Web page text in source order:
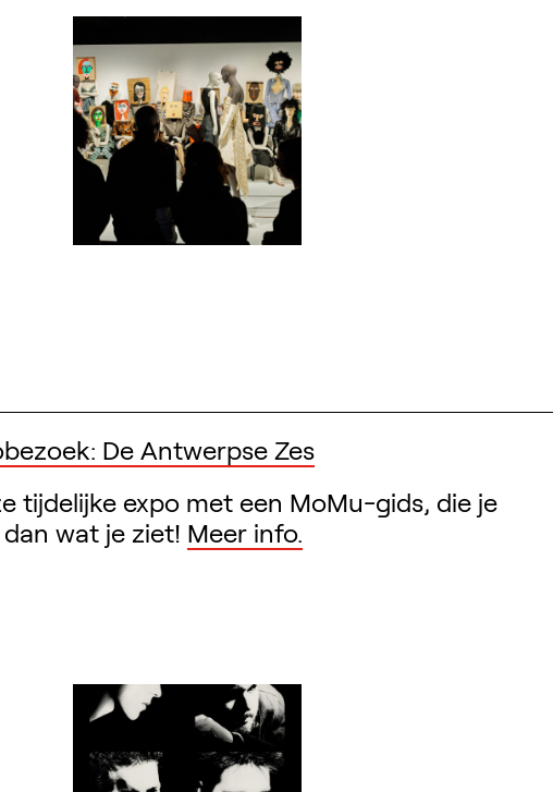
De Antwerpse Zes
tijdelijke expo met een MoMu-gids, die je
wat je ziet! Meer info.